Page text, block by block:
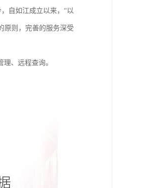
自如江成立以来，“以
原则，完善的服务深受
、远程查询。